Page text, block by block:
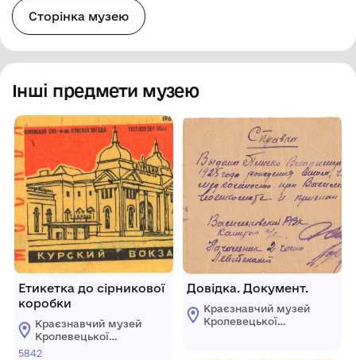
Сторінка музею
Інші предмети музею
Етикетка до сірникової
коробки
Краєзнавчий музей
Кролевецької
міської ради
5842
Довідка. Документ.
Краєзнавчий музей
Кролевецької